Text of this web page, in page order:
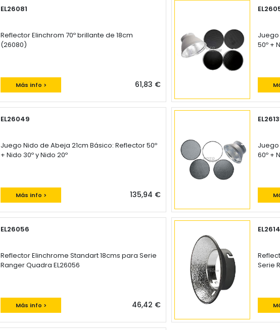
EL26081
Reflector Elinchrom 70º brillante de 18cm
(26080)
Más info > 61,83 €
50º +
EL26049
Juego Nido de Abeja 21cm Básico: Reflector 50º
+ Nido 30º y Nido 20º
Más info > 135,94 €
60º +
EL26056
Reflector Elinchrome Standart 18cms para Serie
Ranger Quadra EL26056
Más info > 46,42 €
Serie